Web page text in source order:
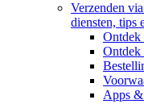
Verzenden
diensten, tips
Ontdek
Ontdek
Apps &